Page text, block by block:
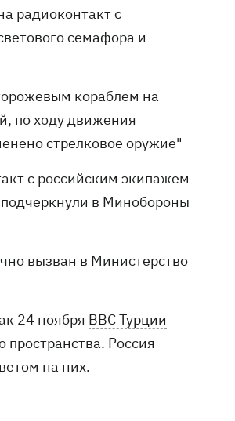
радиоконтакт с
семафора и
кораблем на
по ходу движения
стрелковое оружие"
с российским экипажем
в Минобороны
вызван в Министерство
24 ноября ВВС Турции
Россия
на них.